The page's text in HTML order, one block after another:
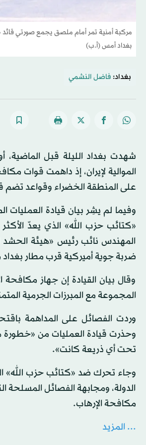
مركبة أمنية تمر أمام ملصق يجمع صورتي
بغداد أمس (أ.ب)
بغداد: فاضل النشمي
شهدت بغداد الليلة قبل
الموالية لإيران، إذ داهمت قوات
على المنطقة الخضراء وقواعد تضم
وفيما لم يشِر بيان قيادة
المهندس نائب رئيس «هيئة الحشد
ضربة جوية أميركية قرب مطار بغداد
وقال بيان القيادة إن جهاز
المجموعة مع المبرزات الجرمية
وردت الفصائل على المداهمة
وحذرت قيادة العمليات من «خطورة
تحت أي ذريعة كانت».
وجاء تحرك ضد «كتائب حزب الله»
الدولة، ومجابهة الفصائل المسلحة
مكافحة الإرهاب.
... المزيد